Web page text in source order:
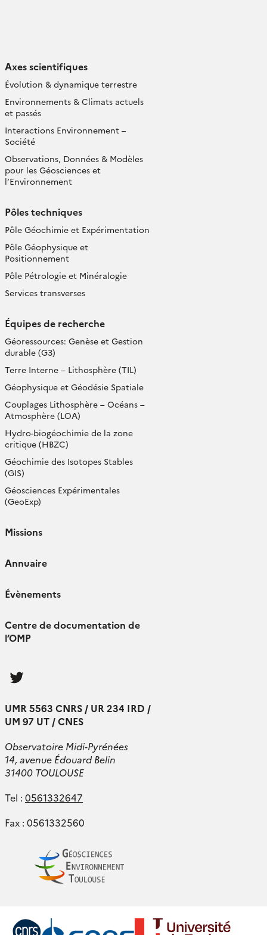
Axes scientifiques
Évolution & dynamique terrestre
Environnements & Climats actuels
et passés
Interactions Environnement –
Société
Observations, Données & Modèles
pour les Géosciences et
l’Environnement
Pôles techniques
Pôle Géochimie et Expérimentation
Pôle Géophysique et
Positionnement
Pôle Pétrologie et Minéralogie
Services transverses
Équipes de recherche
Géoressources: Genèse et Gestion
durable (G3)
Terre Interne – Lithosphère (TIL)
Géophysique et Géodésie Spatiale
Couplages Lithosphère – Océans –
Atmosphère (LOA)
Hydro-biogéochimie de la zone
critique (HBZC)
Géochimie des Isotopes Stables
(GIS)
Géosciences Expérimentales
(GeoExp)
Missions
Annuaire
Évènements
Centre de documentation de
l’OMP
UMR 5563 CNRS / UR 234 IRD /
UM 97 UT / CNES
Observatoire Midi-Pyrénées
14, avenue Édouard Belin
31400 TOULOUSE
Tel : 0561332647
Fax : 0561332560